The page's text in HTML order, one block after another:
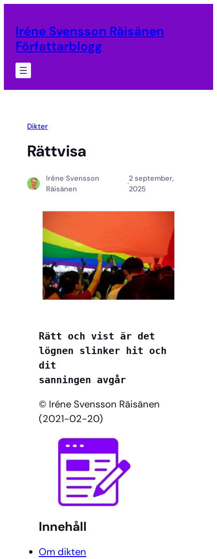
innehåll
Iréne Svensson Räisänen
Författarblogg
Dikter
Rättvisa
Iréne Svensson
Räisänen
·
2 september,
2025
Rätt och vist är det
lögnen slinker hit och
dit
sanningen avgår
© Iréne Svensson Räisänen
(2021-02-20)
Innehåll
Om dikten